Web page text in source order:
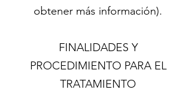
obtener más información).
FINALIDADES Y
PROCEDIMIENTO PARA EL
TRATAMIENTO